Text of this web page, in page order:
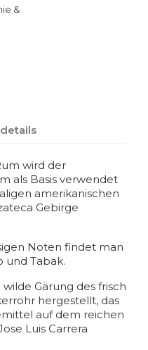
&
wird der
als Basis verwendet
amerikanischen
Gebirge
Noten findet man
und Tabak.
Gärung des frisch
hergestellt, das
auf dem reichen
Luis Carrera